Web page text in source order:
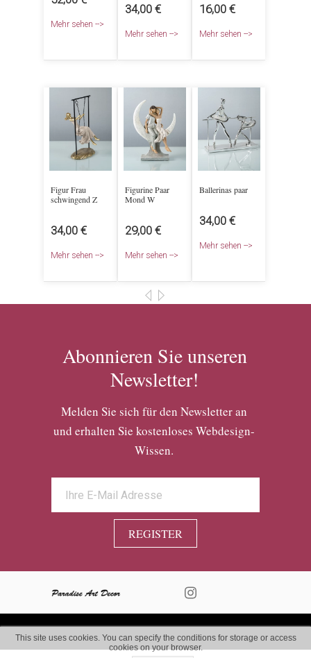
REGISTER
Melden Sie sich für den Newsletter an
und erhalten Sie kostenloses Webdesign-
Wissen.
Abonnieren Sie unseren
Newsletter!
Mehr sehen -->
34,00 €
Mehr sehen -->
16,00 €
Mehr sehen -->
Figur Frau
schwingend Z
34,00 €
Mehr sehen -->
Figurine Paar
Mond W
29,00 €
Mehr sehen -->
Ballerinas paar
34,00 €
Mehr sehen -->
This site uses cookies. You can specify the conditions for storage or access
cookies on your browser.